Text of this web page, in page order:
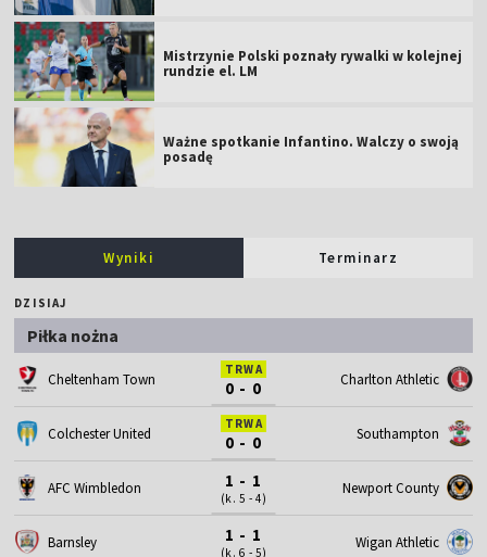
Mistrzynie Polski poznały rywalki w kolejnej
rundzie el. LM
Ważne spotkanie Infantino. Walczy o swoją
posadę
Wyniki Terminarz
DZISIAJ
Piłka nożna
Cheltenham Town
TRWA
0 - 0 Charlton Athletic
Colchester United
TRWA
0 - 0 Southampton
AFC Wimbledon 1 - 1
(k. 5 - 4)
Newport County
Barnsley 1 - 1
(k. 6 - 5)
Wigan Athletic